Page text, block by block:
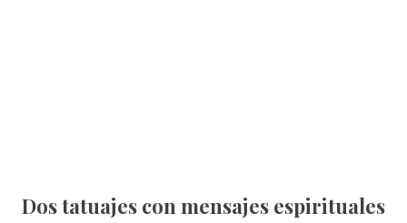
Dos tatuajes con mensajes espirituales